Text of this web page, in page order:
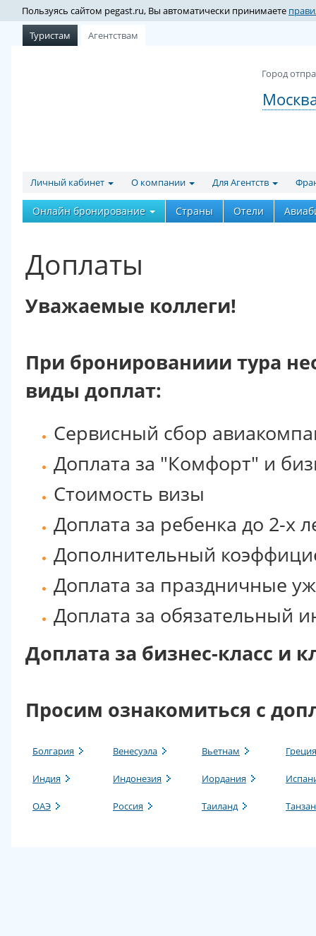
Пользуясь сайтом pegast.ru, Вы автоматически принимаете
Туристам
Агентствам
Город
Личный кабинет О компании Для Агентств
Онлайн бронирование Страны Отели
Доплаты
Уважаемые коллеги!
При бронированиии тура
виды доплат:
Сервисный сбор
Доплата за "Комфорт" и
Стоимость визы
Доплата за ребенка до 2-х
Дополнительный
Доплата за праздничные
Доплата за обязательный
Доплата за бизнес-класс и
Просим ознакомиться с
Болгария Венесуэла Вьетнам Греция
Индия Индонезия Иордания
ОАЭ Россия Таиланд